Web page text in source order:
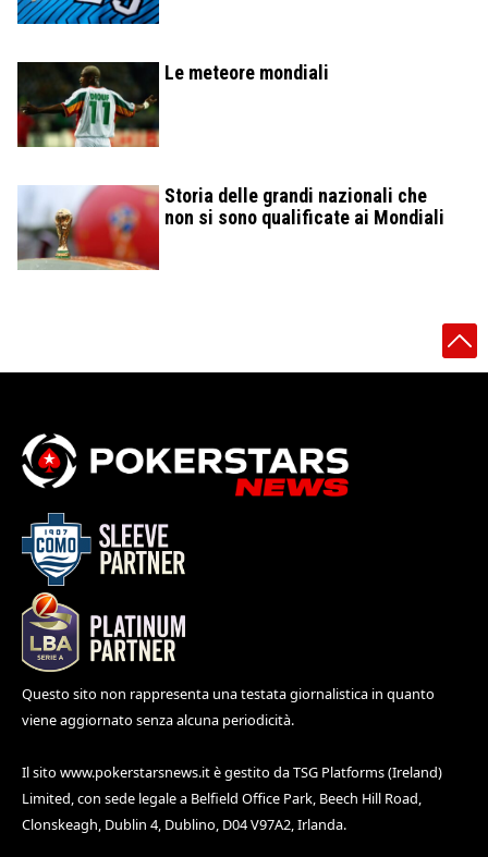
Le meteore mondiali
Storia delle grandi nazionali che
non si sono qualificate ai Mondiali
Questo sito non rappresenta una testata giornalistica in quanto
viene aggiornato senza alcuna periodicità.
Il sito www.pokerstarsnews.itè gestito da TSG Platforms (Ireland)
Limited, con sede legale a Belfield Office Park, Beech Hill Road,
Clonskeagh, Dublin 4, Dublino, D04 V97A2, Irlanda.